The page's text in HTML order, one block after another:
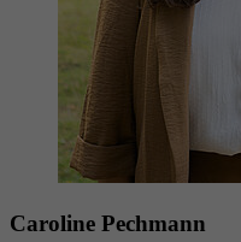
Caroline Pechmann